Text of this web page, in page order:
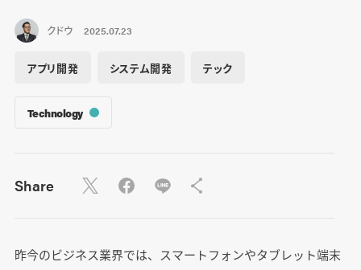
クドウ 2025.07.23
アプリ開発 システム開発 テック
Technology
Share
昨今のビジネス業界では、スマートフォンやタブレット端末